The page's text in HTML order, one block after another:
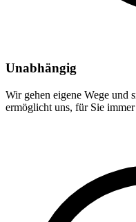
Unabhängig
Wir gehen eigene Wege und
ermöglicht uns, für Sie